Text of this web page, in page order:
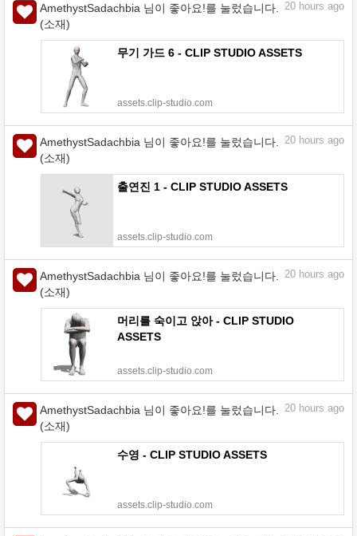
AmethystSadachbia 님이 좋아요!를 눌렀습니다.
(소재)
20 hours ago
무기 가드 6 - CLIP STUDIO ASSETS
assets.clip-studio.com
AmethystSadachbia 님이 좋아요!를 눌렀습니다.
(소재)
20 hours ago
출연진 1 - CLIP STUDIO ASSETS
assets.clip-studio.com
AmethystSadachbia 님이 좋아요!를 눌렀습니다.
(소재)
20 hours ago
머리를 숙이고 앉아 - CLIP STUDIO
ASSETS
assets.clip-studio.com
AmethystSadachbia 님이 좋아요!를 눌렀습니다.
(소재)
20 hours ago
수영 - CLIP STUDIO ASSETS
assets.clip-studio.com